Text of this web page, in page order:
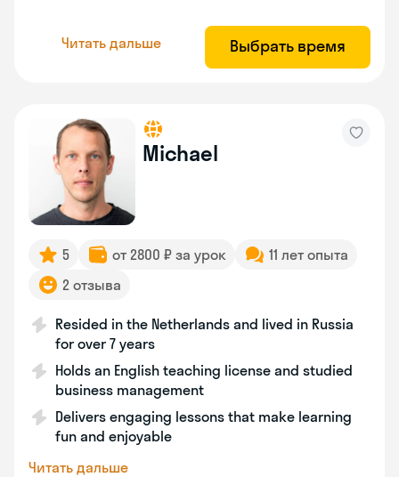
Читать дальше Выбрать время
Michael
5 от 2800 ₽ за урок
11 лет опыта
2 отзыва
Resided in the Netherlands and lived in Russia
for over 7 years
Holds an English teaching license and studied
business management
Delivers engaging lessons that make learning
fun and enjoyable
Читать дальше